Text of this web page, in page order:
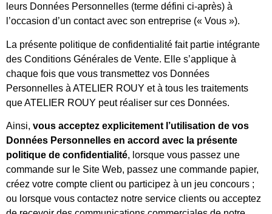
leurs Données Personnelles (terme défini ci-après) à
l’occasion d’un contact avec son entreprise (« Vous »).
La présente politique de confidentialité fait partie intégrante
des Conditions Générales de Vente. Elle s’applique à
chaque fois que vous transmettez vos Données
Personnelles à ATELIER ROUY et à tous les traitements
que ATELIER ROUY peut réaliser sur ces Données.
Ainsi, vous acceptez explicitement l’utilisation de vos
Données Personnelles en accord avec la présente
politique de confidentialité, lorsque vous passez une
commande sur le Site Web, passez une commande papier,
créez votre compte client ou participez à un jeu concours ;
ou lorsque vous contactez notre service clients ou acceptez